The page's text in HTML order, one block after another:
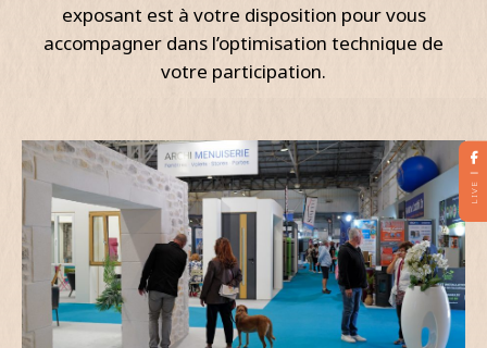
exposant est à votre disposition pour vous
accompagner dans l’optimisation technique de
votre participation.
LIVE